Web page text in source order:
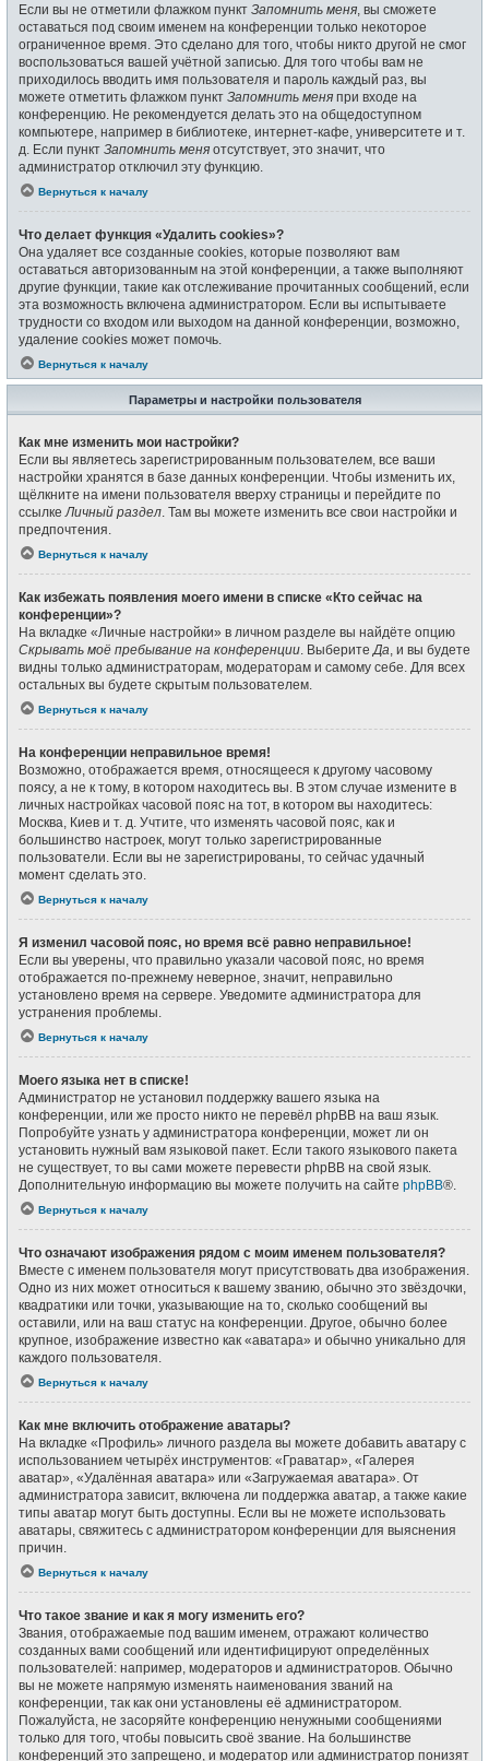
Если вы не отметили флажком пункт Запомнить меня , вы сможете
оставаться под своим именем на конференции только некоторое
ограниченное время. Это сделано для того, чтобы никто другой не смог
воспользоваться вашей учётной записью. Для того чтобы вам не
приходилось вводить имя пользователя и пароль каждый раз, вы
можете отметить флажком пункт Запомнить меня при входе на
конференцию. Не рекомендуется делать это на общедоступном
компьютере, например в библиотеке, интернет-кафе, университете и т.
д. Если пункт Запомнить меня отсутствует, это значит, что
администратор отключил эту функцию.
Вернуться к началу
Что делает функция «Удалить cookies»?
Она удаляет все созданные cookies, которые позволяют вам
оставаться авторизованным на этой конференции, а также выполняют
другие функции, такие как отслеживание прочитанных сообщений, если
эта возможность включена администратором. Если вы испытываете
трудности со входом или выходом на данной конференции, возможно,
удаление cookies может помочь.
Вернуться к началу
Параметры и настройки пользователя
Как мне изменить мои настройки?
Если вы являетесь зарегистрированным пользователем, все ваши
настройки хранятся в базе данных конференции. Чтобы изменить их,
щёлкните на имени пользователя вверху страницы и перейдите по
ссылкеЛичный раздел. Там вы можете изменить все свои настройки и
предпочтения.
Вернуться к началу
Как избежать появления моего имени в списке «Кто сейчас на
конференции»?
На вкладке «Личные настройки» в личном разделе вы найдёте опцию
Скрывать моё пребывание на конференции. ВыберитеДа, и вы будете
видны только администраторам, модераторам и самому себе. Для всех
остальных вы будете скрытым пользователем.
Вернуться к началу
На конференции неправильное время!
Возможно, отображается время, относящееся к другому часовому
поясу, а не к тому, в котором находитесь вы. В этом случае измените в
личных настройках часовой пояс на тот, в котором вы находитесь:
Москва, Киев и т. д. Учтите, что изменять часовой пояс, как и
большинство настроек, могут только зарегистрированные
пользователи. Если вы не зарегистрированы, то сейчас удачный
момент сделать это.
Вернуться к началу
Я изменил часовой пояс, но время всё равно неправильное!
Если вы уверены, что правильно указали часовой пояс, но время
отображается по-прежнему неверное, значит, неправильно
установлено время на сервере. Уведомите администратора для
устранения проблемы.
Вернуться к началу
Моего языка нет в списке!
Администратор не установил поддержку вашего языка на
конференции, или же просто никто не перевёл phpBB на ваш язык.
Попробуйте узнать у администратора конференции, может ли он
установить нужный вам языковой пакет. Если такого языкового пакета
не существует, то вы сами можете перевести phpBB на свой язык.
Дополнительную информацию вы можете получить на сайте phpBB®.
Вернуться к началу
Что означают изображения рядом с моим именем пользователя?
Вместе с именем пользователя могут присутствовать два изображения.
Одно из них может относиться к вашему званию, обычно это звёздочки,
квадратики или точки, указывающие на то, сколько сообщений вы
оставили, или на ваш статус на конференции. Другое, обычно более
крупное, изображение известно как «аватара» и обычно уникально для
каждого пользователя.
Вернуться к началу
Как мне включить отображение аватары?
На вкладке «Профиль» личного раздела вы можете добавить аватару с
использованием четырёх инструментов: «Граватар», «Галерея
аватар», «Удалённая аватара» или «Загружаемая аватара». От
администратора зависит, включена ли поддержка аватар, а также какие
типы аватар могут быть доступны. Если вы не можете использовать
аватары, свяжитесь с администратором конференции для выяснения
причин.
Вернуться к началу
Что такое звание и как я могу изменить его?
Звания, отображаемые под вашим именем, отражают количество
созданных вами сообщений или идентифицируют определённых
пользователей: например, модераторов и администраторов. Обычно
вы не можете напрямую изменять наименования званий на
конференции, так как они установлены её администратором.
Пожалуйста, не засоряйте конференцию ненужными сообщениями
только для того, чтобы повысить своё звание. На большинстве
конференций это запрещено, и модератор или администратор понизят